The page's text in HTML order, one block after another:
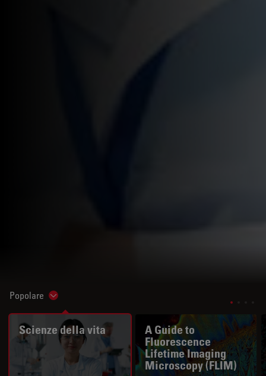
Popolare Show subnavigation
Scienze della vita
A Guide to
Fluorescence
Lifetime Imaging
Microscopy (FLIM)